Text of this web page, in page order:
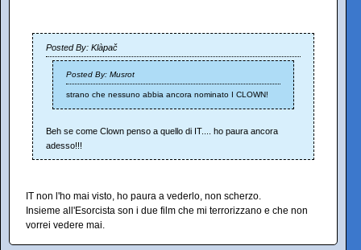
Posted By: Klàpač
Posted By: Musrot
strano che nessuno abbia ancora nominato I CLOWN!
Beh se come Clown penso a quello di IT.... ho paura ancora
adesso!!!
IT non l'ho mai visto, ho paura a vederlo, non scherzo.
Insieme all'Esorcista son i due film che mi terrorizzano e che non
vorrei vedere mai.